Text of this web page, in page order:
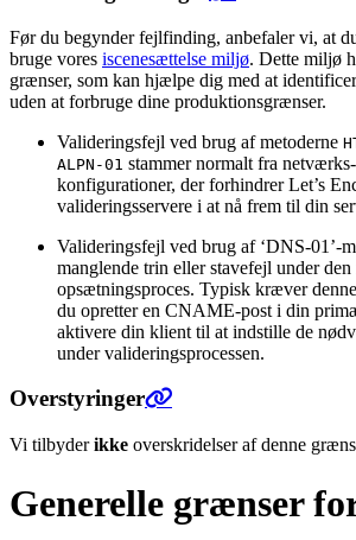
Før du begynder fejlfinding, anbefaler vi, at
bruge vores iscenesættelse miljø. Dette miljø
grænser, som kan hjælpe dig med at
uden at forbruge dine produktionsgrænser.
Valideringsfejl ved brug af metoderne
ALPN-01 stammer normalt fra
konfigurationer, der forhindrer Let’s
valideringsservere i at nå frem til din
Valideringsfejl ved brug af ‘DNS-01’-
manglende trin eller stavefejl under
opsætningsproces. Typisk kræver
du opretter en CNAME-post i din
aktivere din klient til at indstille de
under valideringsprocessen.
Overstyringer
Vi tilbyderikke overskridelser af denne
Generelle grænser